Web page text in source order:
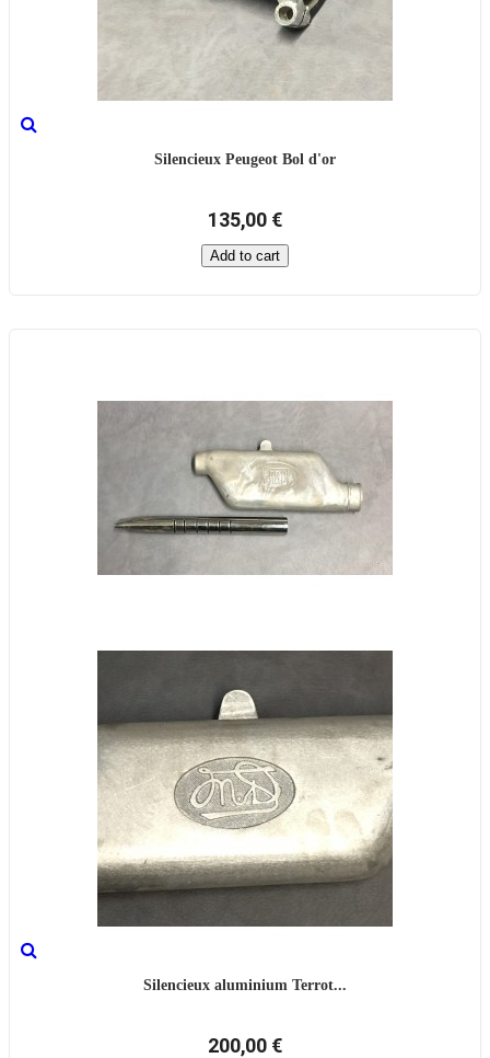
Silencieux Peugeot Bol d'or
135,00 €
Add to cart
Silencieux aluminium Terrot...
200,00 €